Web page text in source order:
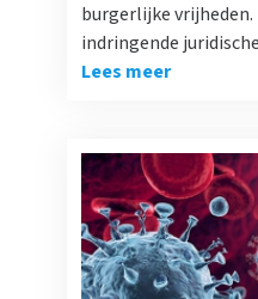
burgerlijke vrijheden.
indringende
Lees meer